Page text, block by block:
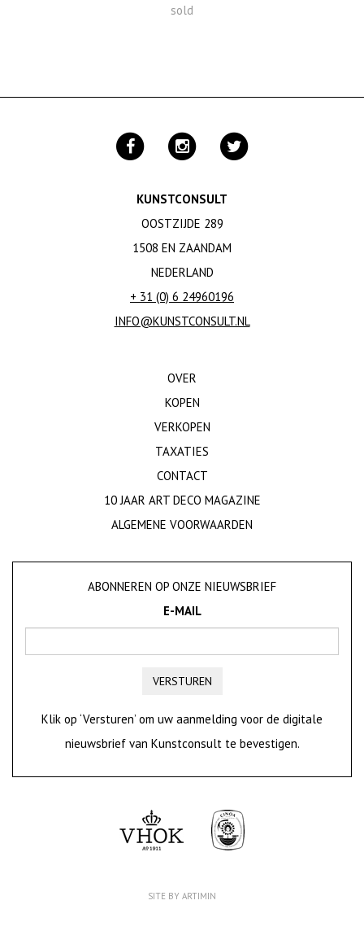
sold
KUNSTCONSULT
OOSTZIJDE 289
1508 EN ZAANDAM
NEDERLAND
+ 31 (0) 6 24960196
INFO@KUNSTCONSULT.NL
OVER
KOPEN
VERKOPEN
TAXATIES
CONTACT
10 JAAR ART DECO MAGAZINE
ALGEMENE VOORWAARDEN
ABONNEREN OP ONZE NIEUWSBRIEF
E-MAIL
VERSTUREN
Klik op ‘Versturen’ om uw aanmelding voor de digitale
nieuwsbrief van Kunstconsult te bevestigen.
SITE BY ARTIMIN